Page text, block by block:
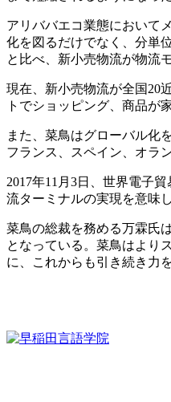
アリババエコ業態において
化を図るだけでなく、分単
と比べ、新小売物流が物流
現在、新小売物流が全国20
トでショッピング、商品が
また、菜鳥はグローバル化
フランス、スペイン、オラ
2017年11月3日、世界電子
流ターミナルの実現を意味
菜鳥の総裁を務める万霖氏
となっている。菜鳥はより
に、これからも引き続き力